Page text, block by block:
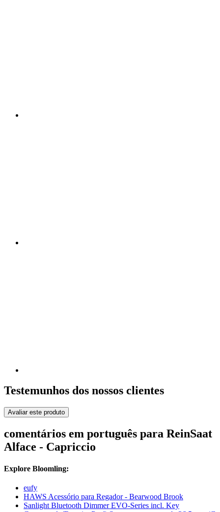
Testemunhos dos nossos clientes
Avaliar este produto
comentários em português para ReinSaat
Alface - Capriccio
Explore Bloomling:
eufy
HAWS Acessório para Regador - Bearwood Brook
Sanlight Bluetooth Dimmer EVO-Series incl. Key